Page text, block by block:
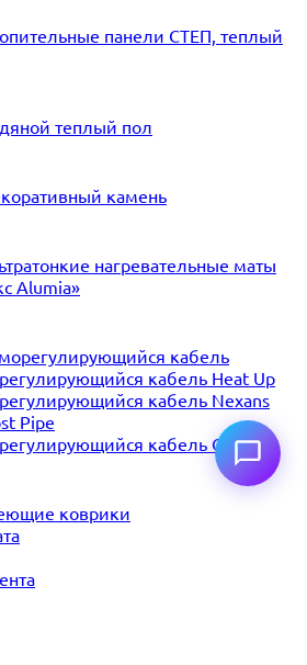
панели СТЕП, теплый
теплый пол
камень
нагревательные маты
Alumia»
кабель
кабель Heat Up
кабель Nexans
Pipe
кабель ССТ
коврики